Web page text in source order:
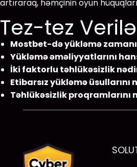
artıraraq, həmçinin oyun
Tez-tez
Mostbet-də yükləmə
Yükləmə əməliyyatlarını
İki faktorlu təhlükəsizlik
Etibarsız yükləmə üsullarını
Təhlükəsizlik proqramlarını